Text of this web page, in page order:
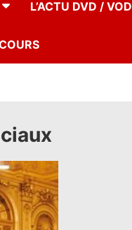
L’ACTU DVD / VOD